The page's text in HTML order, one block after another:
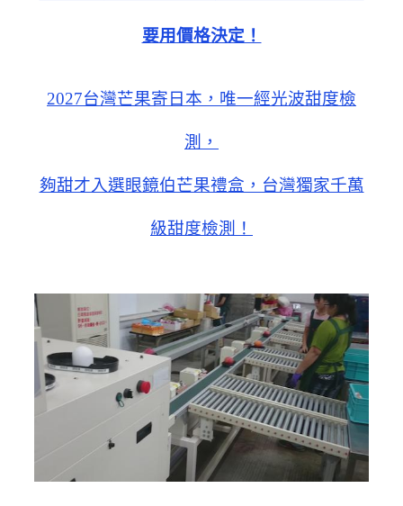
要用價格決定！
2027台灣芒果寄日本，唯一經光波甜度檢
測，
夠甜才入選眼鏡伯芒果禮盒，台灣獨家千萬
級甜度檢測 ！